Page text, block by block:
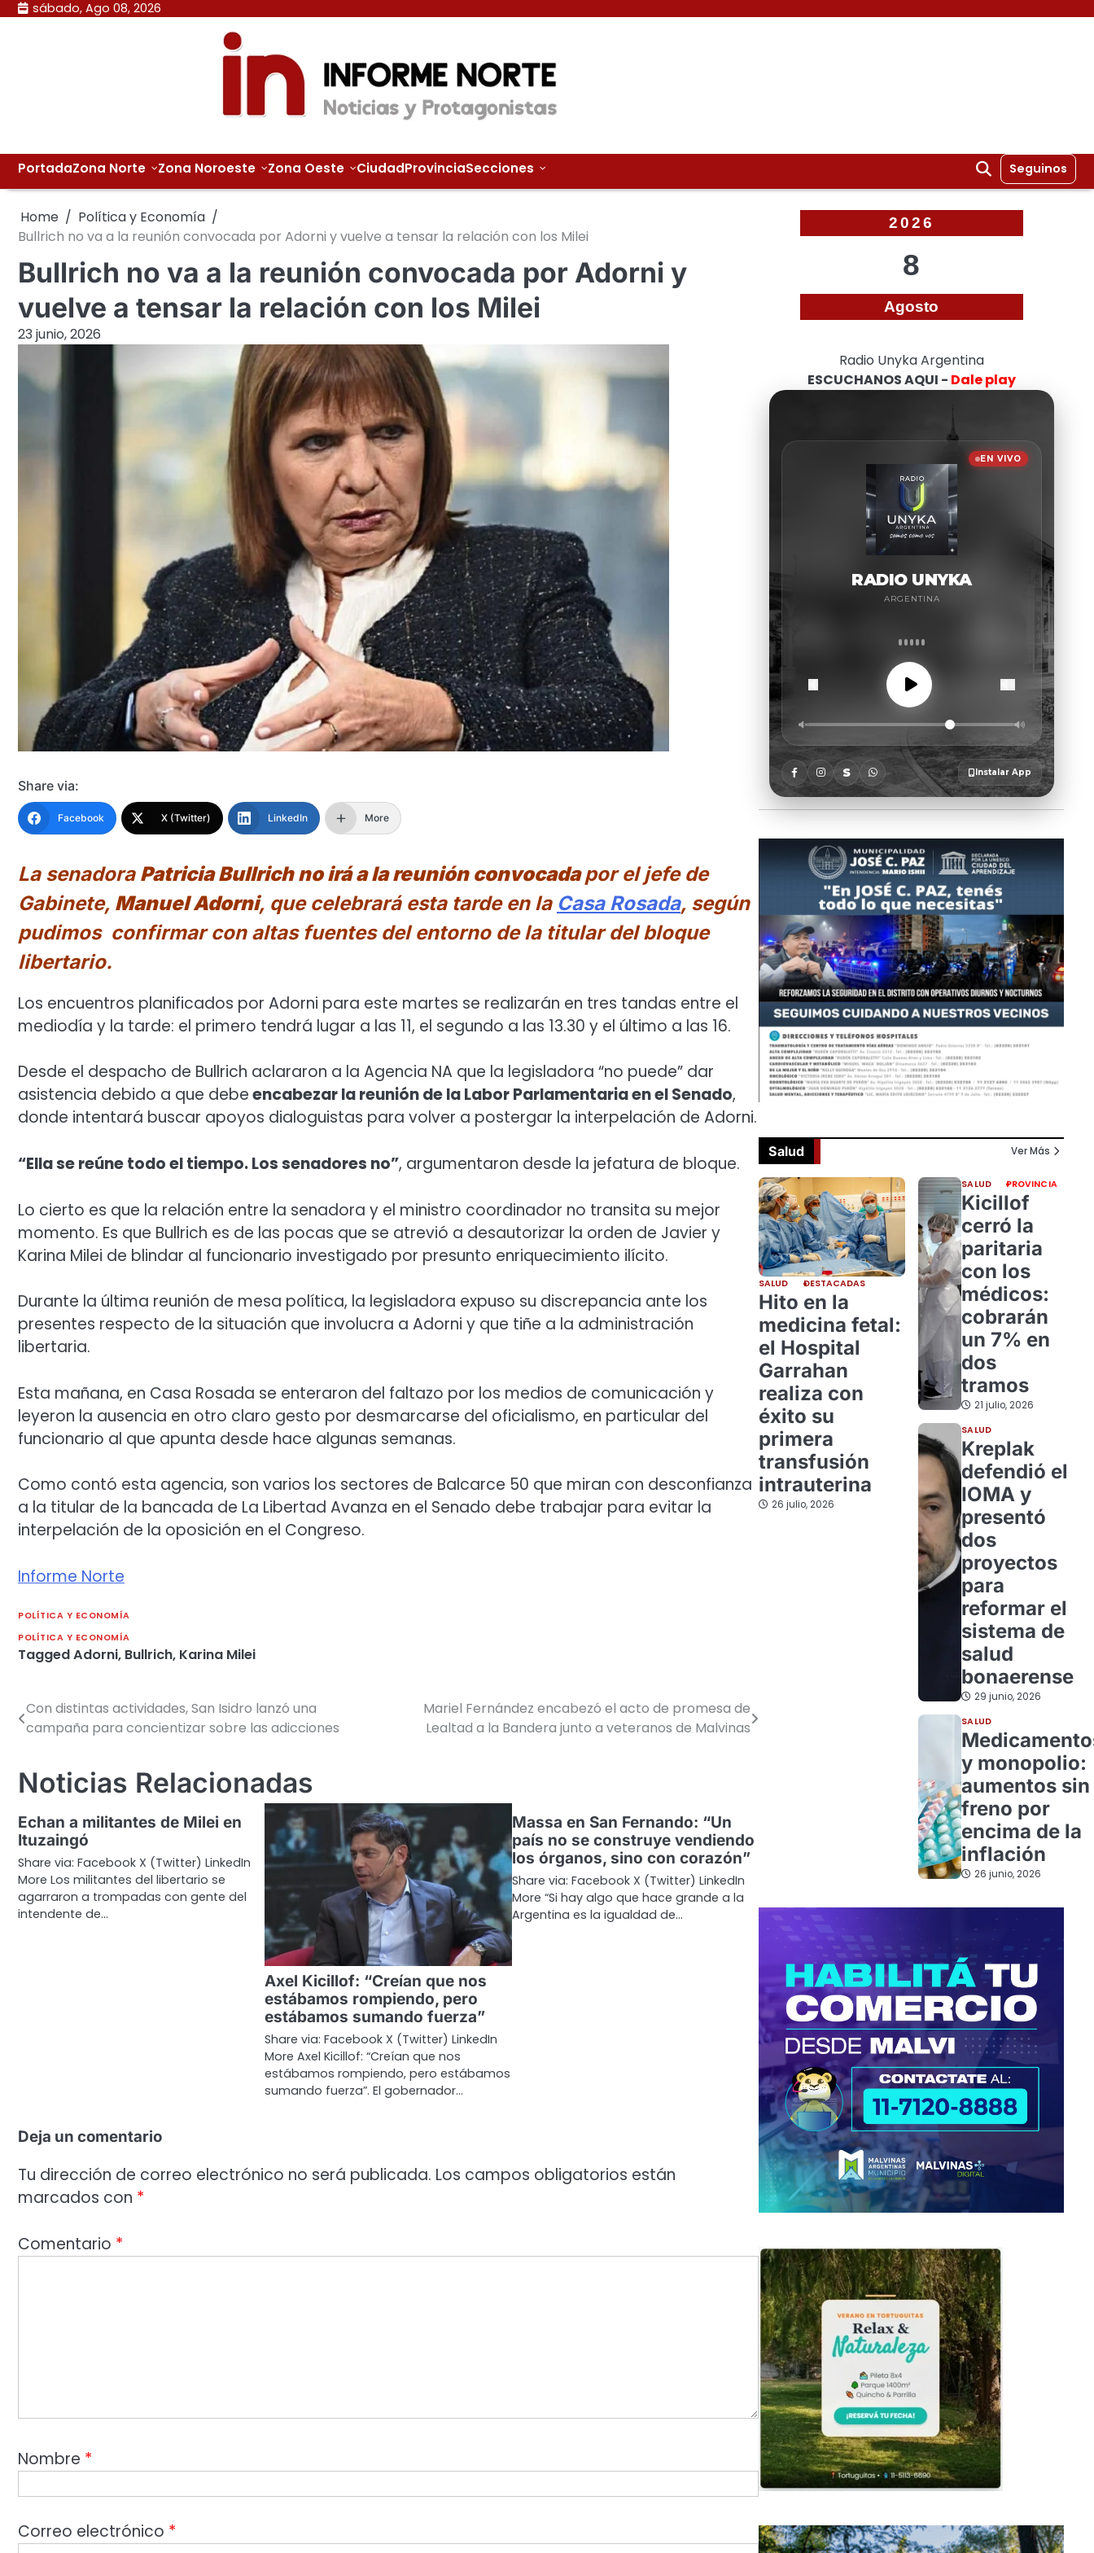
Skip sábado, Ago 08, 2026
PortadaZona Norte Zona Noroeste Zona Oeste CiudadProvinciaSecciones Seguinos
Home
Política y Economía
Bullrich no va a la reunión convocada por Adorni y vuelve a tensar la relación con los Milei
Bullrich no va a la reunión convocada por Adorni y
vuelve a tensar la relación con los Milei
23 junio, 2026
Share via:
Facebook X (Twitter) LinkedIn More
La senadora Patricia Bullrich no irá a la reunión convocadapor el jefe de
Gabinete, Manuel Adorni, que celebrará esta tarde en la Casa Rosada, según
pudimos confirmar con altas fuentes del entorno de la titular del bloque
libertario.
Los encuentros planificados por Adorni para este martes se realizarán en tres tandas entre el
mediodía y la tarde: el primero tendrá lugar a las 11, el segundo a las 13.30 y el último a las 16.
Desde el despacho de Bullrich aclararon a la Agencia NA que la legisladora “no puede” dar
asistencia debido a que debeencabezar la reunión de la Labor Parlamentaria en el Senado,
donde intentará buscar apoyos dialoguistas para volver a postergar la interpelación de Adorni.
“Ella se reúne todo el tiempo. Los senadores no”, argumentaron desde la jefatura de bloque.
Lo cierto es que la relación entre la senadora y el ministro coordinador no transita su mejor
momento. Es que Bullrich es de las pocas que se atrevió a desautorizar la orden de Javier y
Karina Milei de blindar al funcionario investigado por presunto enriquecimiento ilícito.
Durante la última reunión de mesa política, la legisladora expuso su discrepancia ante los
presentes respecto de la situación que involucra a Adorni y que tiñe a la administración
libertaria.
Esta mañana, en Casa Rosada se enteraron del faltazo por los medios de comunicación y
leyeron la ausencia en otro claro gesto por desmarcarse del oficialismo, en particular del
funcionario al que apunta desde hace algunas semanas.
Como contó esta agencia, son varios los sectores de Balcarce 50 que miran con desconfianza
a la titular de la bancada de La Libertad Avanza en el Senado debe trabajar para evitar la
interpelación de la oposición en el Congreso.
Informe Norte
POLÍTICA Y ECONOMÍA
POLÍTICA Y ECONOMÍA
TaggedAdorni, Bullrich, Karina Milei
Navegación
entradas
Con distintas actividades, San Isidro lanzó una
campaña para concientizar sobre las adicciones
Mariel Fernández encabezó el acto de promesa de
Lealtad a la Bandera junto a veteranos de Malvinas
Noticias Relacionadas
Echan a militantes de Milei en
Ituzaingó
Share via: Facebook X (Twitter) LinkedIn
More Los militantes del libertario se
agarraron a trompadas con gente del
intendente de…
Axel Kicillof: “Creían que nos
estábamos rompiendo, pero
estábamos sumando fuerza”
Share via: Facebook X (Twitter) LinkedIn
More Axel Kicillof: “Creían que nos
estábamos rompiendo, pero estábamos
sumando fuerza”. El gobernador…
Massa en San Fernando: “Un
país no se construye vendiendo
los órganos, sino con corazón”
Share via: Facebook X (Twitter) LinkedIn
More “Si hay algo que hace grande a la
Argentina es la igualdad de…
Deja un comentario
Tu dirección de correo electrónico no será publicada. Los campos obligatorios están
marcados con *
Comentario *
Nombre *
Correo electrónico *
2026
8
Agosto
Radio Unyka Argentina
ESCUCHANOS AQUI - Dale play
Salud Ver Más
SALUD DESTACADAS
Hito en la
medicina fetal:
el Hospital
Garrahan
realiza con
éxito su
primera
transfusión
intrauterina
26 julio, 2026
SALUD PROVINCIA
Kicillof
cerró la
paritaria
con los
médicos:
cobrarán
un 7% en
dos
tramos
21 julio, 2026
SALUD
Kreplak
defendió el
IOMA y
presentó
dos
proyectos
para
reformar el
sistema de
salud
bonaerense
29 junio, 2026
SALUD
y monopolio:
aumentos sin
freno por
encima de la
inflación
26 junio, 2026